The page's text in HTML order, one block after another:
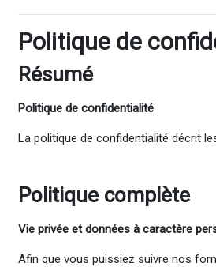
Politique de
Résumé
Politique de confidentialité
La politique de confidentialité décrit
Politique complète
Vie privée et données à caractère
Afin que vous puissiez suivre nos